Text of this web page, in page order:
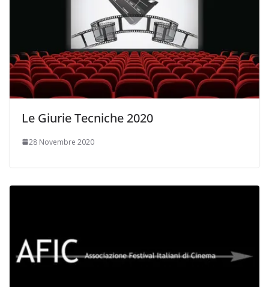
Le Giurie Tecniche 2020
28 Novembre 2020